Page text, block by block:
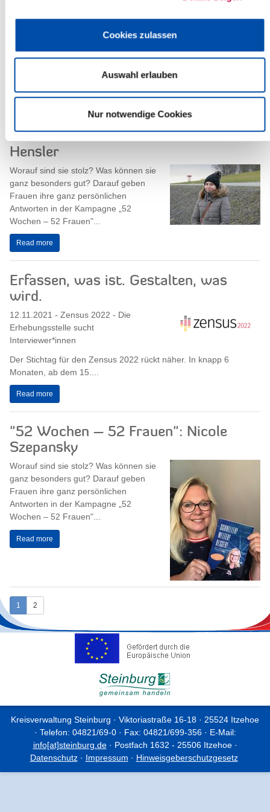
Cookies zulassen
Auswahl erlauben
Nur notwendige Cookies
Verkehrsverbund (hvv) den Kreis Steinburg.
Ab dem 22. November 2021 ist ein Team des hvv...
Read more
"52 Wochen – 52 Frauen": Irina
Hensler
Worauf sind sie stolz? Was können sie
ganz besonders gut? Darauf geben
Frauen ihre ganz persönlichen
Antworten in der Kampagne „52
Wochen – 52 Frauen"...
Read more
Erfassen, was ist. Gestalten, was
wird.
12.11.2021 - Zensus 2022 - Die
Erhebungsstelle sucht
Interviewer*innen
Der Stichtag für den Zensus 2022 rückt näher. In knapp 6
Monaten, ab dem 15....
Read more
"52 Wochen – 52 Frauen": Nicole
Szepansky
Worauf sind sie stolz? Was können sie
ganz besonders gut? Darauf geben
Frauen ihre ganz persönlichen
Antworten in der Kampagne „52
Wochen – 52 Frauen"...
Read more
1 2
Kreisverwaltung Steinburg · Viktoriastraße 16-18 · 25524 Itzehoe
· Telefon: 04821/69-0 · Fax: 04821/699-356 · E-Mail:
info[at]steinburg.de· Postfach 1632 - 25506 Itzehoe ·
Datenschutz· Impressum · Hinweisgeberschutzgesetz